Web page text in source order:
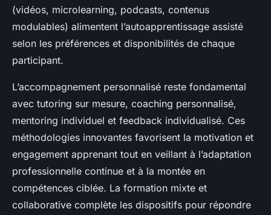
(vidéos, microlearning, podcasts, contenus
modulables) alimentent l’autoapprentissage assisté
selon les préférences et disponibilités de chaque
participant.
L’accompagnement personnalisé reste fondamental
avec tutoring sur mesure, coaching personnalisé,
mentoring individuel et feedback individualisé. Ces
méthodologies innovantes favorisent la motivation et
engagement apprenant tout en veillant à l’adaptation
professionnelle continue et à la montée en
compétences ciblée. La formation mixte et
collaborative complète les dispositifs pour répondre